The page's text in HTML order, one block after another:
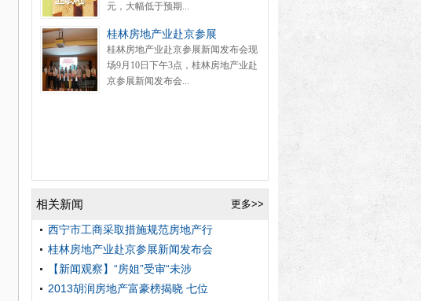
元，大幅低于预期...
桂林房地产业赴京参展
桂林房地产业赴京参展新闻发布会现
场9月10日下午3点，桂林房地产业赴
京参展新闻发布会...
更多>>
相关新闻
西宁市工商采取措施规范房地产行
桂林房地产业赴京参展新闻发布会
【新闻观察】“房姐”受审“未涉
2013胡润房地产富豪榜揭晓 七位